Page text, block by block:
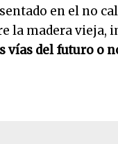
en el no
la madera
vías del futuro o